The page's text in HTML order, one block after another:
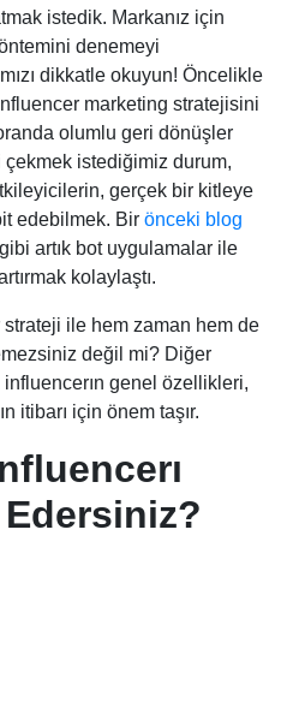
istedik. Markanız için
denemeyi
dikkatle okuyun! Öncelikle
marketing stratejisini
olumlu geri dönüşler
çekmek istediğimiz durum,
gerçek bir kitleye
edebilmek. Bir önceki blog
artık bot uygulamalar ile
kolaylaştı.
strateji ile hem zaman hem de
değil mi? Diğer
influencerın genel özellikleri,
itibarı için önem taşır.
Edersiniz?